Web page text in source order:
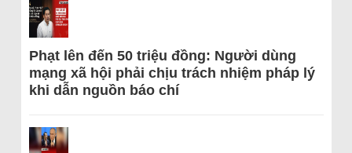
Phạt lên đến 50 triệu đồng: Người dùng
mạng xã hội phải chịu trách nhiệm pháp lý
khi dẫn nguồn báo chí